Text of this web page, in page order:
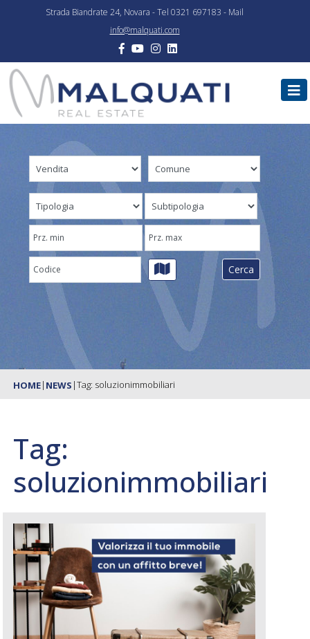
Strada Biandrate 24, Novara - Tel 0321 697183 - Mail
info@malquati.com
HOME| NEWS |Tag: soluzionimmobiliari
Tag:
soluzionimmobiliari